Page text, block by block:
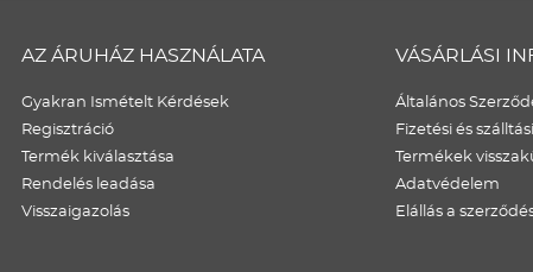
AZ ÁRUHÁZ HASZNÁLATA
Gyakran Ismételt Kérdések
Regisztráció
Termék kiválasztása
Rendelés leadása
Visszaigazolás
VÁSÁRLÁSI
Általános
Fizetési és
Termékek
Adatvédelem
Elállás a